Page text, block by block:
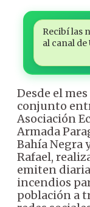
Recibí las
al canal de
Desde el
conjunto
Asociación
Armada
Bahía Negra
Rafael,
emiten
incendios
población a